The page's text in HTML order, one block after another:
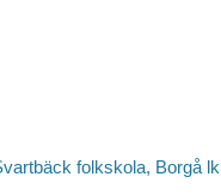
folkskola, Borgå lk